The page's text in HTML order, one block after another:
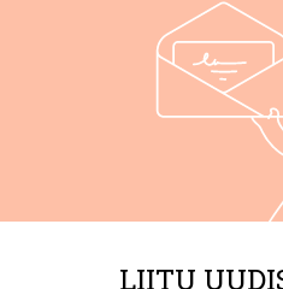
LIITU